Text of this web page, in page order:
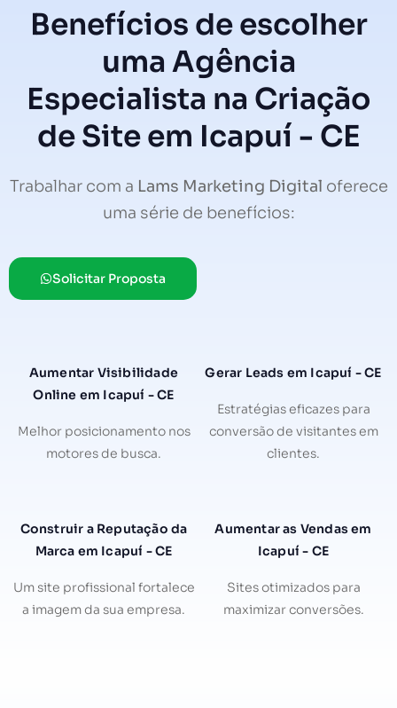
Benefícios de escolher
uma Agência
Especialista na Criação
de Site em Icapuí - CE
Trabalhar com a Lams Marketing Digital oferece
uma série de benefícios:
Solicitar Proposta
Aumentar Visibilidade
Online em Icapuí - CE
Melhor posicionamento nos
motores de busca.
Gerar Leads em Icapuí - CE
Estratégias eficazes para
conversão de visitantes em
clientes.
Construir a Reputação da
Marca em Icapuí - CE
Um site profissional fortalece
a imagem da sua empresa.
Aumentar as Vendas em
Icapuí - CE
Sites otimizados para
maximizar conversões.